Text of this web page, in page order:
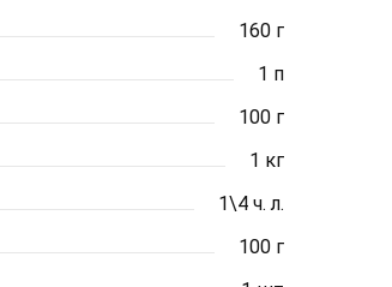
160 г
1 п
100 г
1 кг
1\4 ч. л.
100 г